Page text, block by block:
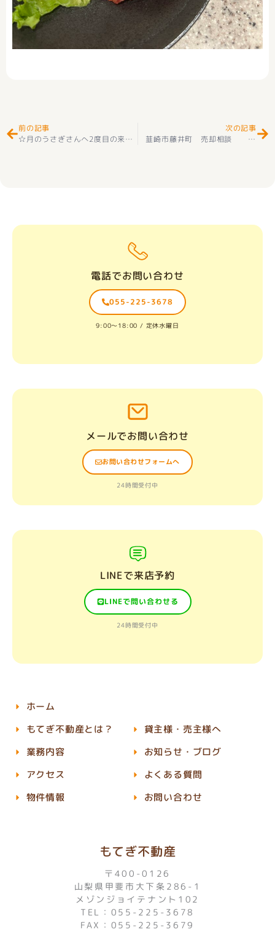
前の記事
☆月のうさぎさんへ2度目の来店
☆
次の記事
韮崎市藤井町 売却相談 ありがとうございました(^^♪ –
電話でお問い合わせ
055-225-3678
9:00〜18:00 / 定休水曜日
メールでお問い合わせ
お問い合わせフォームへ
24時間受付中
LINEで来店予約
LINEで問い合わせる
24時間受付中
もてぎ不動産
〒400-0126
山梨県甲斐市大下条286-1
メゾンジョイテナント102
TEL：055-225-3678
FAX：055-225-3679
ホーム
もてぎ不動産とは？
業務内容
アクセス
物件情報
貸主様・売主様へ
お知らせ・ブログ
よくある質問
お問い合わせ